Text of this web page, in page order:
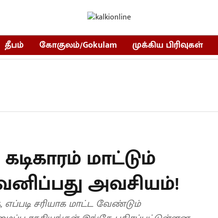
தீபம் கோகுலம்/Gokulam முக்கிய பிரிவுகள்
மாட்டும்
அவசியம்!
சரியாக மாட்ட வேண்டும்